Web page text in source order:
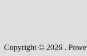
Copyright © 2026 .